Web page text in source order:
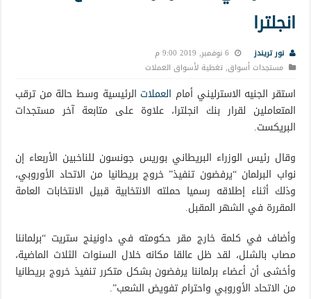
انجلترا
نور تريندز
6 نوفمبر, 2019 9:00 م
مستجدات أسواق,تغطية لأسواق العملات
استقر الجنيه الاسترليني أمام العملات الرئيسية وسط حالة من ترقب
المتعاملين لقرار بنك انجلترا، علاوة على متابعة آخر مستجدات
البريكست.
وقال رئيس الوزراء البريطاني بوريس جونسون للناخبين الأربعاء إن
نواب البرلمان “يرفضون تنفيذ” خروج بريطانيا من الاتحاد الأوروبي،
وذلك أثناء إطلاقه رسميا حملته الانتخابية قبيل الانتخابات العامة
المقررة في الشهر المقبل.
وأضاف في كلمة خارج مقر حكومته في داونينج ستريت “برلماننا
مصاب بالشلل، لقد ظل عالقا مكانه خلال السنوات الثلاث الماضية،
وأخشى أن أعضاء برلماننا يرفضون بشكل متكرر تنفيذ خروج بريطانيا
من الاتحاد الأوروبي واحترام تفويض الشعب”.